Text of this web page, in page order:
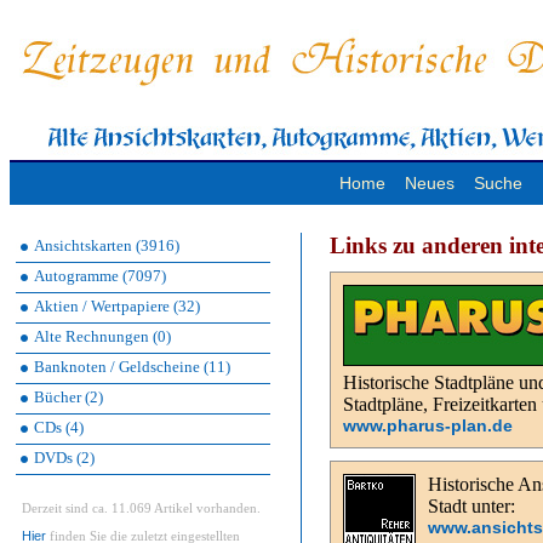
Home Neues Suche
Ansichtskarten (3916)
Autogramme (7097)
Aktien / Wertpapiere (32)
Alte Rechnungen (0)
Banknoten / Geldscheine (11)
Bücher (2)
CDs (4)
DVDs (2)
Derzeit sind ca. 11.069 Artikel vorhanden.
Hier finden Sie die zuletzt eingestellten
Links zu anderen
Historische Stadtpläne
Stadtpläne,
www.pharus-plan.de
Historische
Stadt unter: